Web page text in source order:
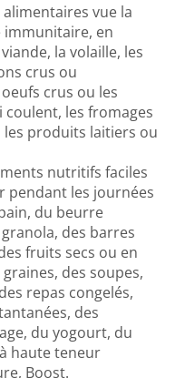
vue la
en
la volaille, les
crus ou
crus ou les
coulent, les fromages
produits laitiers ou
nutritifs faciles
pendant les journées
du beurre
des barres
fruits secs ou en
des soupes,
repas congelés,
des
du yogourt, du
haute teneur
Boost.